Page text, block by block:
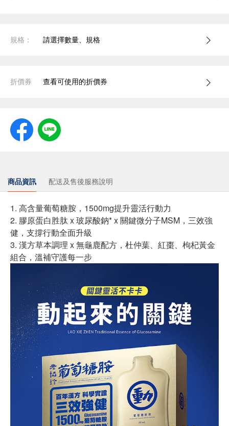
規格： 請選擇數量、規格
折價券 查看可使用的折價券
商品資訊 配送及售後服務說明
1. 高含量葡萄糖胺，1500mg提升靈活行動力
2. 膠原蛋白胜肽 x 玻尿酸鈉* x 關鍵微分子MSM，三效強
健，支撐行動全面升級
3. 漢方草本調理 x 無龜鹿配方，杜仲葉、紅棗、枸杞黃金
組合，溫補守護每一步